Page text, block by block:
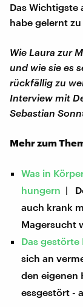
Das Wichtigste
habe gelernt
Wie Laura zur
und wie sie es
rückfällig zu
Interview mit
Sebastian
Mehr zum
Was in
hungern |
auch krank
Magersucht
Das gestörte
sich an
den eigenen
essgestört -